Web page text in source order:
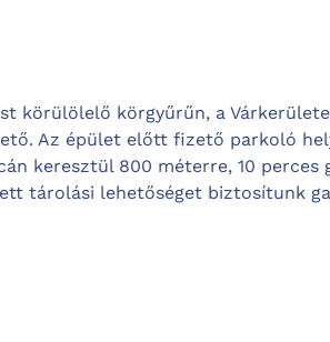
körülölelő körgyűrűn, a
Az épület előtt fizető parkoló
keresztül 800 méterre, 10 perces
tárolási lehetőséget biztosítunk